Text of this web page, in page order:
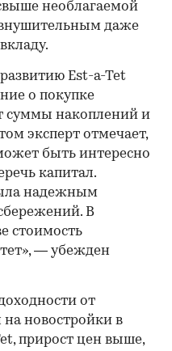
необлагаемой
даже
Est-a-Tet
о покупке
суммы накоплений и
эксперт отмечает,
быть интересно
капитал.
надежным
В
стоимость
— убежден
от
на новостройки в
прирост цен выше,